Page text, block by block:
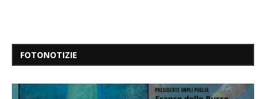
FOTONOTIZIE